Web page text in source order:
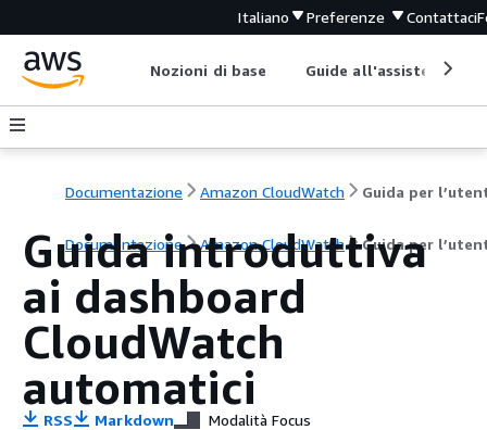
Italiano Preferenze Contattaci
Nozioni di base Guide all'assistenza
Documentazione Amazon CloudWatch Guida per
Documentazione Amazon CloudWatch Guida per
Guida introduttiva
ai dashboard
CloudWatch
automatici
RSS Markdown Modalità Focus